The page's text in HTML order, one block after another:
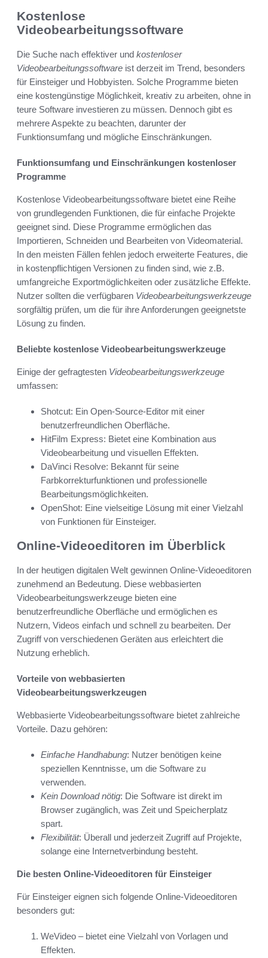
Kostenlose
Videobearbeitungssoftware
Die Suche nach effektiver und kostenloser
Videobearbeitungssoftware ist derzeit im Trend, besonders
für Einsteiger und Hobbyisten. Solche Programme bieten
eine kostengünstige Möglichkeit, kreativ zu arbeiten, ohne in
teure Software investieren zu müssen. Dennoch gibt es
mehrere Aspekte zu beachten, darunter der
Funktionsumfang und mögliche Einschränkungen.
Funktionsumfang und Einschränkungen kostenloser
Programme
Kostenlose Videobearbeitungssoftware bietet eine Reihe
von grundlegenden Funktionen, die für einfache Projekte
geeignet sind. Diese Programme ermöglichen das
Importieren, Schneiden und Bearbeiten von Videomaterial.
In den meisten Fällen fehlen jedoch erweiterte Features, die
in kostenpflichtigen Versionen zu finden sind, wie z.B.
umfangreiche Exportmöglichkeiten oder zusätzliche Effekte.
Nutzer sollten die verfügbaren Videobearbeitungswerkzeuge
sorgfältig prüfen, um die für ihre Anforderungen geeignetste
Lösung zu finden.
Beliebte kostenlose Videobearbeitungswerkzeuge
Einige der gefragtesten Videobearbeitungswerkzeuge
umfassen:
Shotcut: Ein Open-Source-Editor mit einer
benutzerfreundlichen Oberfläche.
HitFilm Express: Bietet eine Kombination aus
Videobearbeitung und visuellen Effekten.
DaVinci Resolve: Bekannt für seine
Farbkorrekturfunktionen und professionelle
Bearbeitungsmöglichkeiten.
OpenShot: Eine vielseitige Lösung mit einer Vielzahl
von Funktionen für Einsteiger.
Online-Videoeditoren im Überblick
In der heutigen digitalen Welt gewinnen Online-Videoeditoren
zunehmend an Bedeutung. Diese webbasierten
Videobearbeitungswerkzeuge bieten eine
benutzerfreundliche Oberfläche und ermöglichen es
Nutzern, Videos einfach und schnell zu bearbeiten. Der
Zugriff von verschiedenen Geräten aus erleichtert die
Nutzung erheblich.
Vorteile von webbasierten
Videobearbeitungswerkzeugen
Webbasierte Videobearbeitungssoftware bietet zahlreiche
Vorteile. Dazu gehören:
Einfache Handhabung: Nutzer benötigen keine
speziellen Kenntnisse, um die Software zu
verwenden.
Kein Download nötig: Die Software ist direkt im
Browser zugänglich, was Zeit und Speicherplatz
spart.
Flexibilität: Überall und jederzeit Zugriff auf Projekte,
solange eine Internetverbindung besteht.
Die besten Online-Videoeditoren für Einsteiger
Für Einsteiger eignen sich folgende Online-Videoeditoren
besonders gut:
WeVideo – bietet eine Vielzahl von Vorlagen und
Effekten.